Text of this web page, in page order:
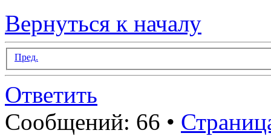
Вернуться к началу
Пред.
Ответить
Сообщений: 66 •